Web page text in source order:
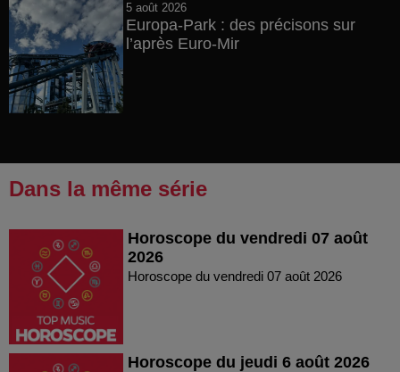
5 août 2026
Europa-Park : des précisons sur
l’après Euro-Mir
Dans la même série
Horoscope du vendredi 07 août
2026
Horoscope du vendredi 07 août 2026
Horoscope du jeudi 6 août 2026